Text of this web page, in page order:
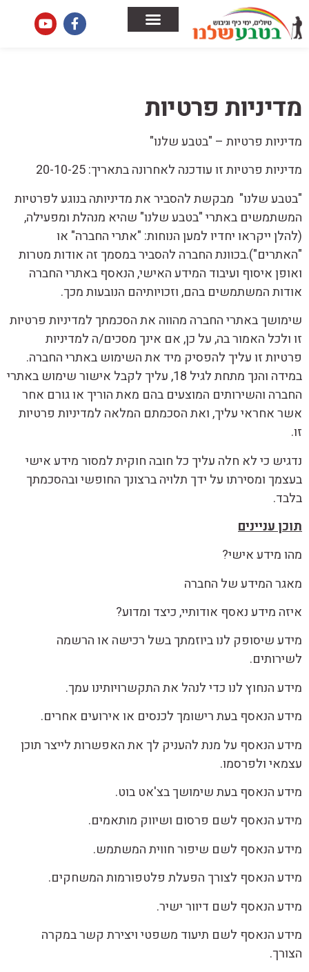
מדיניות פרטיות
מדיניות פרטיות – "בטבע שלנו"
מדיניות פרטיות זו עודכנה לאחרונה בתאריך: 20-10-25
"בטבע שלנו" מבקשת להסביר את מדיניותה בנוגע לפרטיות
המשתמשים באתרי "בטבע שלנו" שהיא מנהלת ומפעילה,
(להלן ייקראו יחדיו למען הנוחות: "אתרי החברה" או
"האתרים").בכוונת החברה להסביר במסמך זה אודות מטרות
ואופן איסוף ועיבוד המידע האישי, הנאסף באתרי החברה
אודות המשתמשים בהם, וזכויותיהם הנובעות מכך.
שימושך באתרי החברה מהווה את הסכמתך למדיניות פרטיות
זו ולכל האמור בה, על כן, אם אינך מסכים/ה למדיניות
פרטיות זו עליך להפסיק מיד את השימוש באתרי החברה.
במידה והנך מתחת לגיל 18, עליך לקבל אישור שימוש באתרי
החברה והשירותים המוצעים בהם מאת הוריך או גורם אחר
אשר אחראי עליך, ואת הסכמתם המלאה למדיניות פרטיות
זו.
נדגיש כי לא חלה עליך כל חובה חוקית למסור מידע אישי
בעצמך ומסירתו על ידך תלויה ברצונך החופשי ובהסכמתך
בלבד.
תוכן עניינים
מהו מידע אישי?
מאגר המידע של החברה
איזה מידע נאסף אודותיי, כיצד ומדוע?
מידע שיסופק לנו ביוזמתך בשל רכישה או הרשמה
לשירותים.
מידע הנחוץ לנו כדי לנהל את התקשרויותינו עמך.
מידע הנאסף בעת רישומך לכנסים או אירועים אחרים.
מידע הנאסף על מנת להעניק לך את האפשרות לייצר תוכן
עצמאי ולפרסמו.
מידע הנאסף בעת שימושך בצ'אט בוט.
מידע הנאסף לשם פרסום ושיווק מותאמים.
מידע הנאסף לשם שיפור חווית המשתמש.
מידע הנאסף לצורך הפעלת פלטפורמות המשחקים.
מידע הנאסף לשם דיוור ישיר.
מידע הנאסף לשם תיעוד משפטי ויצירת קשר במקרה
הצורך.